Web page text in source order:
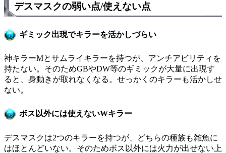
デスマスクの弱い点/使えない点
ギミック出現でキラーを活かしづらい
神キラーMとサムライキラーを持つが、アンチアビリティを
持たない。そのためGBやDW等のギミックが大量に出現す
ると、身動きが取れなくなる。せっかくのキラーも活かしせ
ない。
ボス以外には使えないWキラー
デスマスクは2つのキラーを持つが、どちらの種族も雑魚に
はほとんどいない。そのためボス以外には火力が出せない上